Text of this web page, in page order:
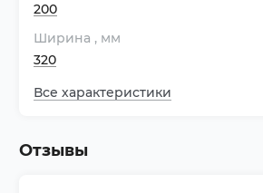
200
Ширина , мм
320
Все характеристики
Отзывы